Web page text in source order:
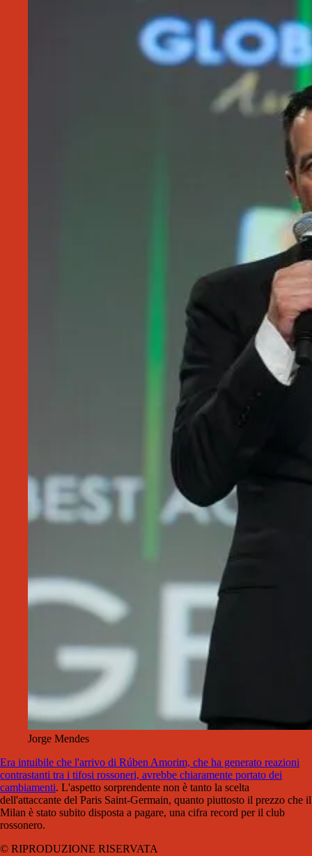
Jorge Mendes
Era intuibile che l'arrivo di Rúben Amorim, che ha generato reazioni
contrastanti tra i tifosi rossoneri, avrebbe chiaramente portato dei
cambiamenti. L'aspetto sorprendente non è tanto la scelta
dell'attaccante del Paris Saint-Germain, quanto piuttosto il prezzo che il
Milan è stato subito disposta a pagare, una cifra record per il club
rossonero.
© RIPRODUZIONE RISERVATA